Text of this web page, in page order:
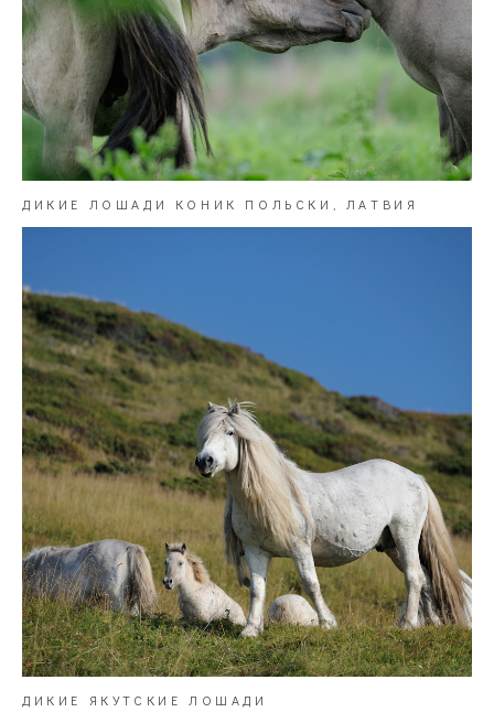
ДИКИЕ ЛОШАДИ КОНИК ПОЛЬСКИ, ЛАТВИЯ
ДИКИЕ ЯКУТСКИЕ ЛОШАДИ